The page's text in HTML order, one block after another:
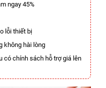
ngay 45%
lỗi thiết bị
không hài lòng
có chính sách hỗ trợ giá lên